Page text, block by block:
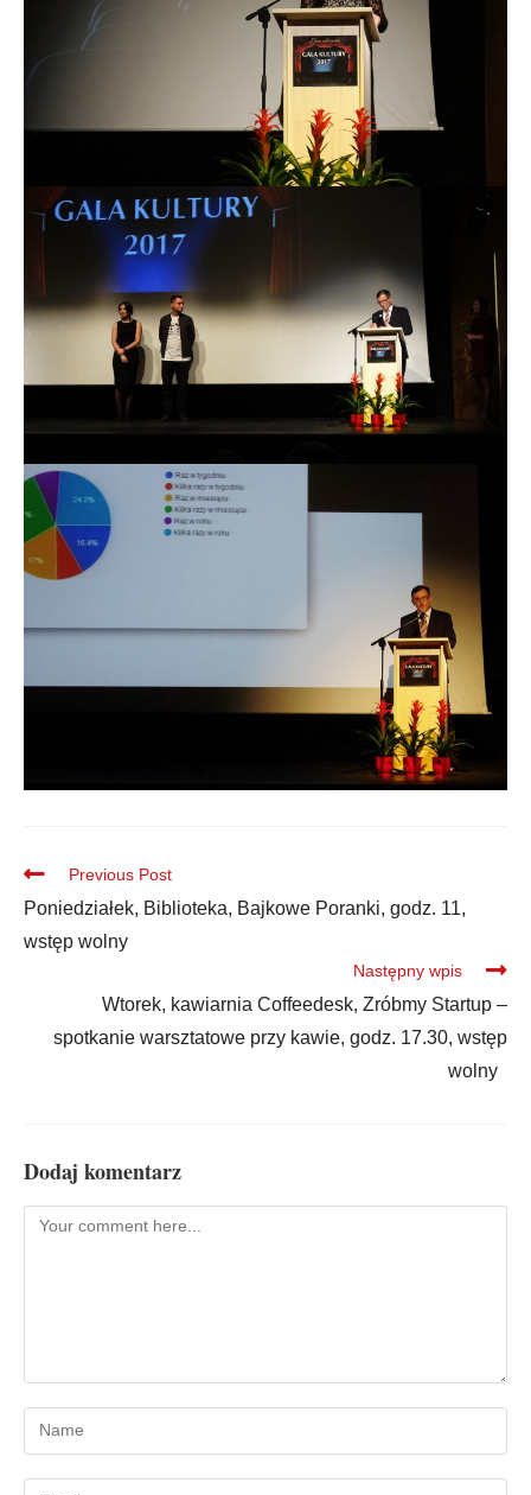
Previous Post
Poniedziałek, Biblioteka, Bajkowe Poranki, godz. 11,
wstęp wolny
Następny wpis
Wtorek, kawiarnia Coffeedesk, Zróbmy Startup –
spotkanie warsztatowe przy kawie, godz. 17.30, wstęp
wolny
Dodaj komentarz